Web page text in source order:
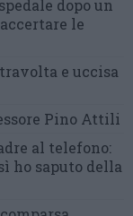
dopo un
le
e uccisa
Pino Attili
al telefono:
ho saputo della